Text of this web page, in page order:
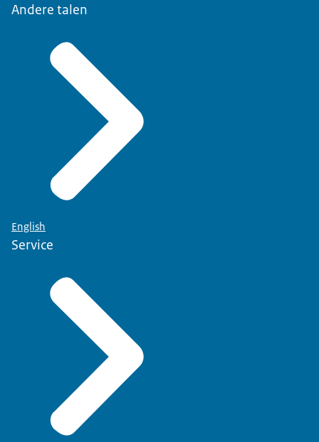
Andere talen
English
Service